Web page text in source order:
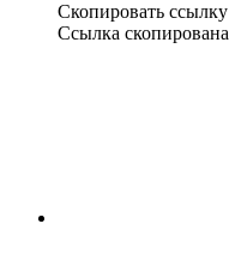
Скопировать ссылку
Ссылка скопирована